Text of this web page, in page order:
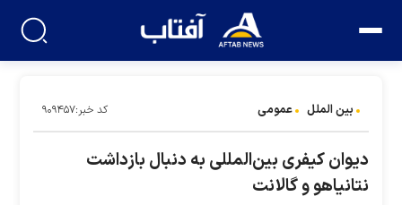
بین الملل عمومی کد خبر:۹۰۹۴۵۷
دیوان کیفری بین‌المللی به دنبال بازداشت
نتانیاهو و گالانت